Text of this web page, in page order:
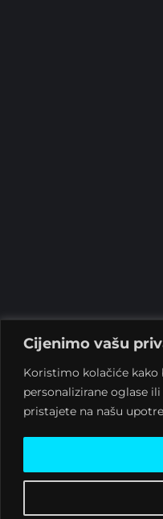
Cijenimo vašu
Koristimo kolačiće kako
personalizirane oglase
pristajete na našu